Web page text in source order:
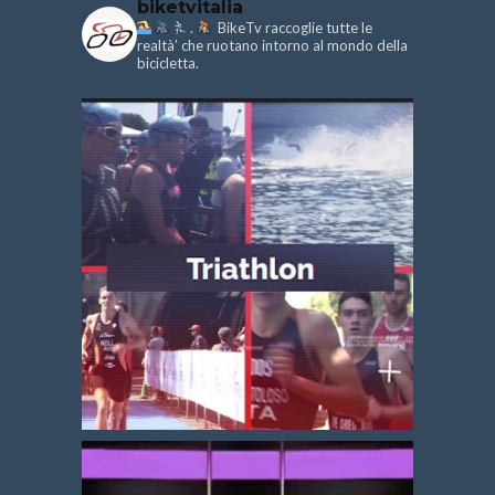
biketvitalia
.
BikeTv raccoglie tutte le
realtà’ che ruotano intorno al mondo della
bicicletta.